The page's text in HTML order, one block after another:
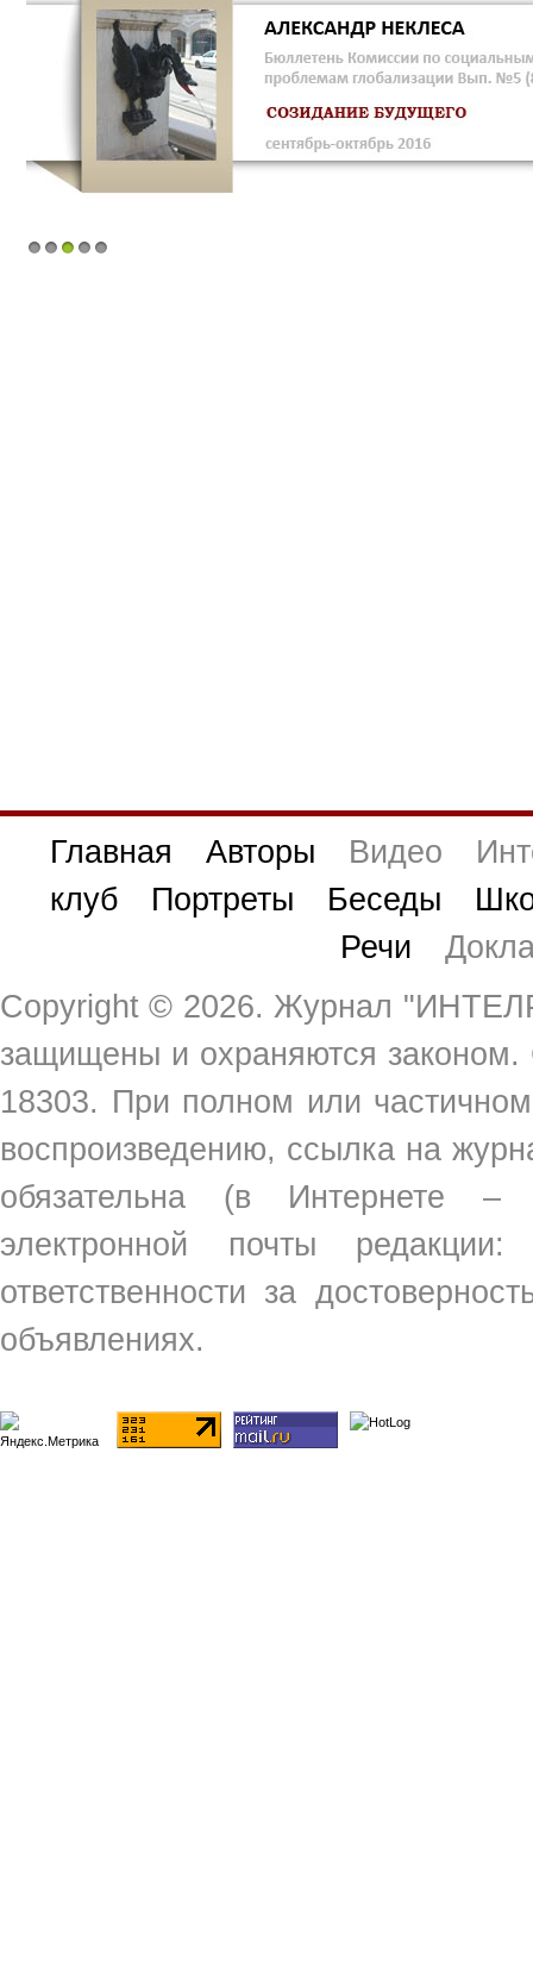
Главная Авторы Видео
клуб
Портреты Беседы
Речи
Copyright © 2026. Журнал
защищены и охраняются
18303. При полном или
воспроизведению, ссылка на
обязательна (в Интернете
электронной почты
ответственности за
объявлениях.